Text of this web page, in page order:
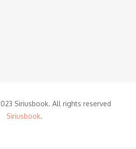
Siriusbook. All rights reserved
Siriusbook.